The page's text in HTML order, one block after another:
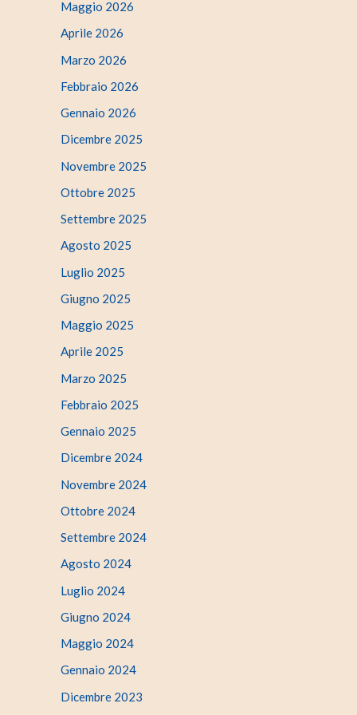
Maggio 2026
Aprile 2026
Marzo 2026
Febbraio 2026
Gennaio 2026
Dicembre 2025
Novembre 2025
Ottobre 2025
Settembre 2025
Agosto 2025
Luglio 2025
Giugno 2025
Maggio 2025
Aprile 2025
Marzo 2025
Febbraio 2025
Gennaio 2025
Dicembre 2024
Novembre 2024
Ottobre 2024
Settembre 2024
Agosto 2024
Luglio 2024
Giugno 2024
Maggio 2024
Gennaio 2024
Dicembre 2023